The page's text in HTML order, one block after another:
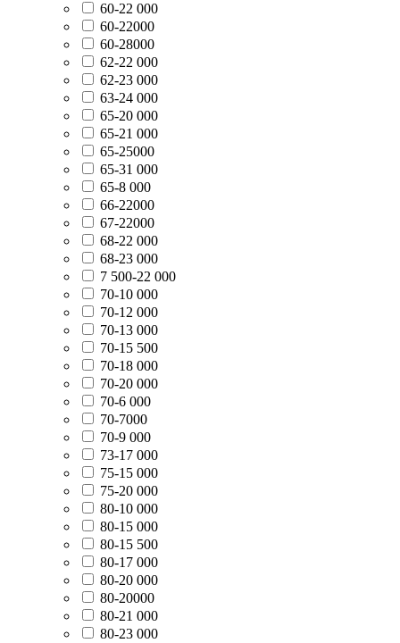
60-22 000
60-22000
60-28000
62-22 000
62-23 000
63-24 000
65-20 000
65-21 000
65-25000
65-31 000
65-8 000
66-22000
67-22000
68-22 000
68-23 000
7 500-22 000
70-10 000
70-12 000
70-13 000
70-15 500
70-18 000
70-20 000
70-6 000
70-7000
70-9 000
73-17 000
75-15 000
75-20 000
80-10 000
80-15 000
80-15 500
80-17 000
80-20 000
80-20000
80-21 000
80-23 000